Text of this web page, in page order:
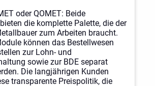
oder QOMET: Beide
die komplette Palette, die der
zum Arbeiten braucht.
können das Bestellwesen
zur Lohn- und
sowie zur BDE separat
Die langjährigen Kunden
transparente Preispolitik, die